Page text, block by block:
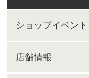
ショップイベント
店舗情報